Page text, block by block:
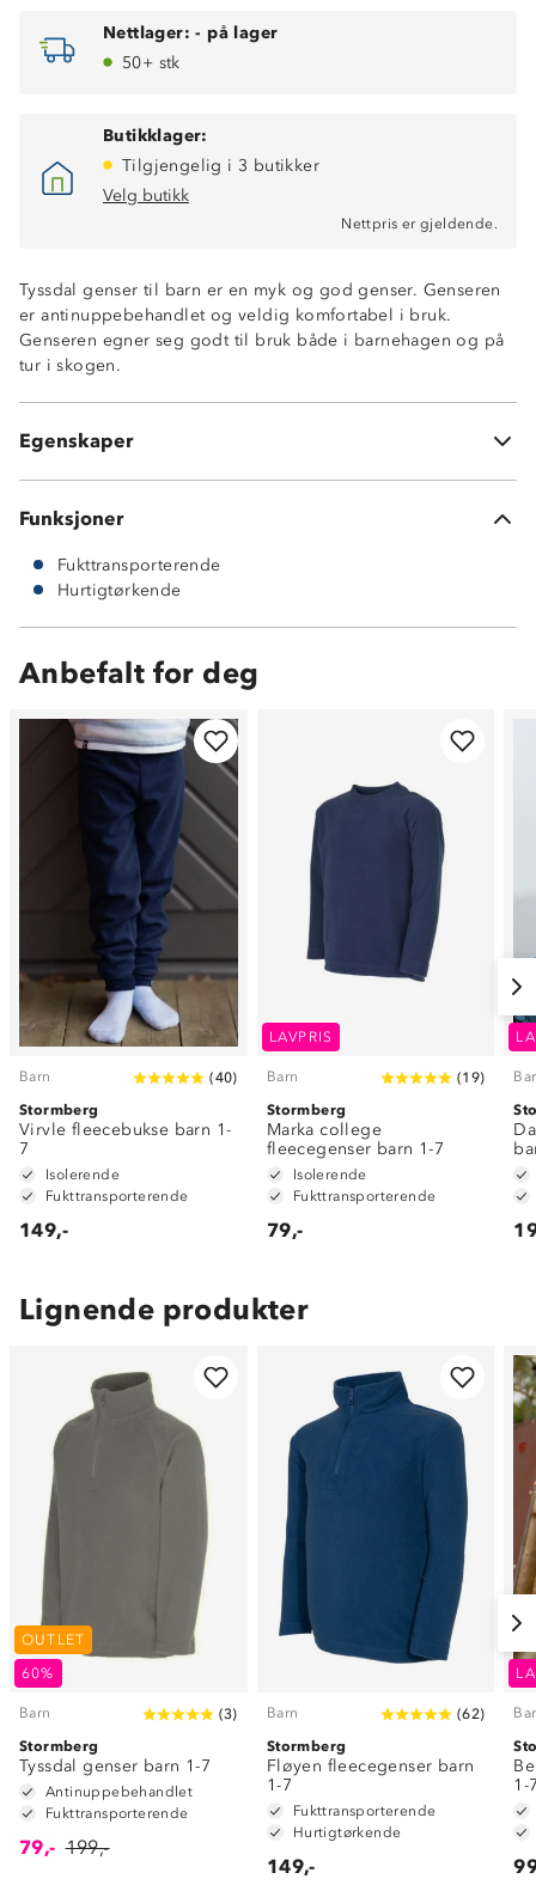
Nettlager: - på lager
50+ stk
Butikklager:
Tilgjengelig i 3 butikker
Velg butikk
Nettpris er gjeldende.
Tyssdal genser til barn er en myk og god genser. Genseren
er antinuppebehandlet og veldig komfortabel i bruk.
Genseren egner seg godt til bruk både i barnehagen og på
tur i skogen.
Egenskaper
Antinuppebehandlet
Fukttransporterende
Hurtigtørkende
165g fleecekvalitet (100% polyester)
Funksjoner
Fukttransporterende
Hurtigtørkende
Anbefalt for deg
Barn (40)
Stormberg
Virvle fleecebukse barn 1-
7
Isolerende
Fukttransporterende
149,-
LAVPRIS
Barn (19)
Stormberg
Marka college
fleecegenser barn 1-7
Isolerende
Fukttransporterende
79,-
Lignende produkter
OUTLET
60%
Barn (3)
Stormberg
Tyssdal genser barn 1-7
Antinuppebehandlet
Fukttransporterende
79,- 199,-
Barn (62)
Stormberg
Fløyen fleecegenser barn
1-7
Fukttransporterende
Hurtigtørkende
149,-
1-